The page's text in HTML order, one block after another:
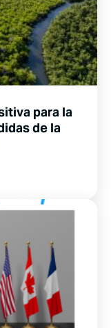
para la
de la